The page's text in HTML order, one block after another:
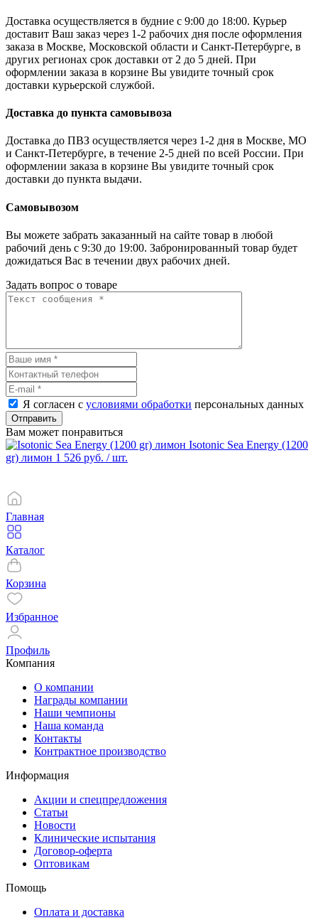
Доставка осуществляется в будние с 9:00 до 18:00. Курьер
доставит Ваш заказ через 1-2 рабочих дня после оформления
заказа в Москве, Московской области и Санкт-Петербурге, в
других регионах срок доставки от 2 до 5 дней. При
оформлении заказа в корзине Вы увидите точный срок
доставки курьерской службой.
Доставка до пункта самовывоза
Доставка до ПВЗ осуществляется через 1-2 дня в Москве, МО
и Санкт-Петербурге, в течение 2-5 дней по всей России. При
оформлении заказа в корзине Вы увидите точный срок
доставки до пункта выдачи.
Самовывозом
Вы можете забрать заказанный на сайте товар в любой
рабочий день с 9:30 до 19:00. Забронированный товар будет
дожидаться Вас в течении двух рабочих дней.
Задать вопрос о товаре
Я согласен с условиями обработки персональных данных
Отправить
Вам может понравиться
Isotonic Sea Energy (1200
gr) лимон 1 526 руб. / шт.
Главная
Каталог
Корзина
Избранное
Профиль
Компания
О компании
Награды компании
Наши чемпионы
Наша команда
Контакты
Контрактное производство
Информация
Акции и спецпредложения
Статьи
Новости
Клинические испытания
Договор-оферта
Оптовикам
Помощь
Оплата и доставка